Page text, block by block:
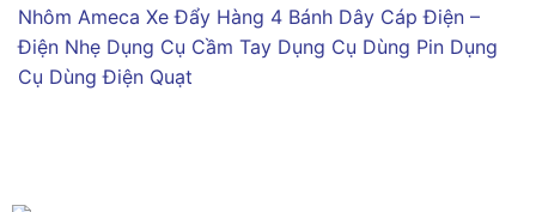
Nhôm Ameca Xe Đẩy Hàng 4 Bánh Dây Cáp Điện –
Điện Nhẹ Dụng Cụ Cầm Tay Dụng Cụ Dùng Pin Dụng
Cụ Dùng Điện Quạt